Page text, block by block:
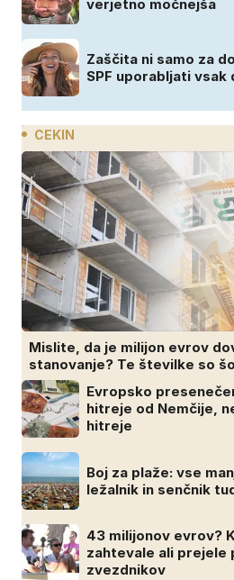
verjetno močnejša
Zaščita ni samo za
SPF uporabljati vsak
CEKIN
Mislite, da je milijon evrov
stanovanje? Te številke so
Evropsko
hitreje od Nemčije,
hitreje
Boj za plaže: vse
ležalnik in senčnik
43 milijonov evrov?
zahtevale ali
zvezdnikov